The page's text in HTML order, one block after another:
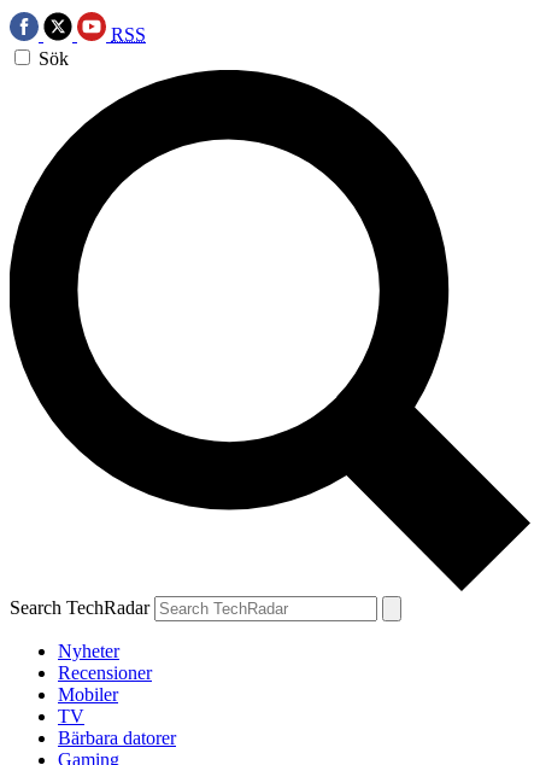
RSS
Sök
Search TechRadar
Nyheter
Recensioner
Mobiler
TV
Bärbara datorer
Gaming